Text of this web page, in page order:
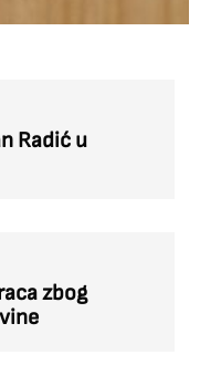
Radić u
zbog